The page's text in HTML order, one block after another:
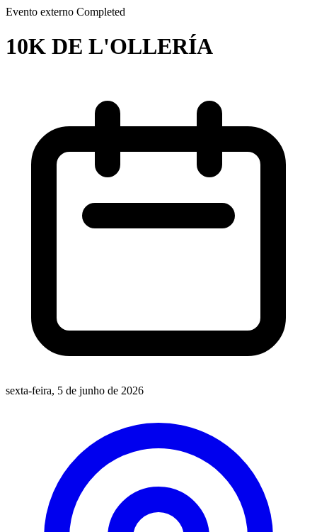
Evento externo Completed
10K DE L'OLLERÍA
sexta-feira, 5 de junho de 2026